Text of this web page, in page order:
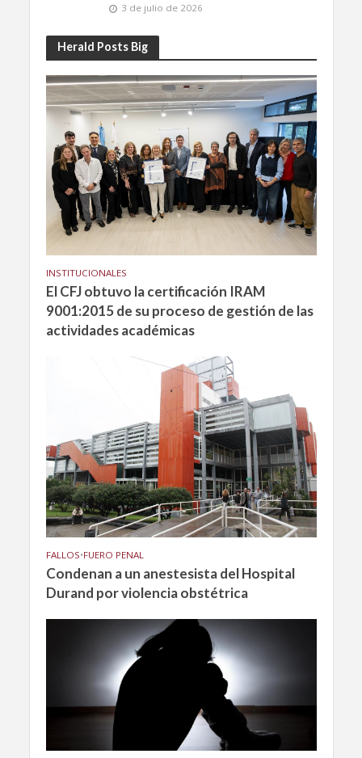
3 de julio de 2026
Herald Posts Big
INSTITUCIONALES
El CFJ obtuvo la certificación IRAM
9001:2015 de su proceso de gestión de las
actividades académicas
FALLOS•FUERO PENAL
Condenan a un anestesista del Hospital
Durand por violencia obstétrica